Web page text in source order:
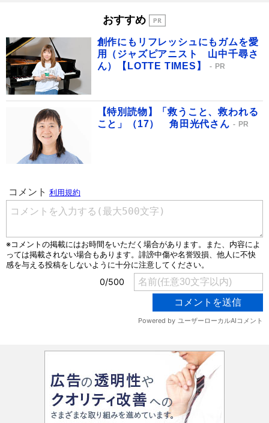
おすすめ
創作にもリフレッシュにもガムを愛
用（ジャズピアニスト 山中千尋さ
ん）【LOTTE TIMES】
PR
【特別読物】「救うこと、救われる
こと」（17） 角田光代さん
PR